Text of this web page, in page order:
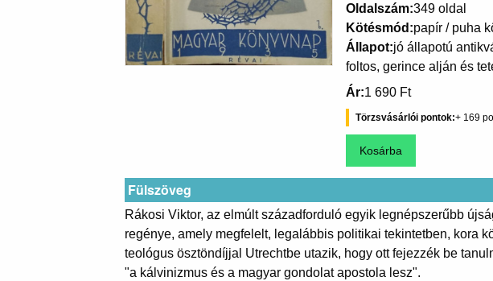
Oldalszám 349 oldal
Kötésmód papír / puha
Állapot jó állapotú
foltos, gerince alján és
Ár 1 690 Ft
Törzsvásárlói pontok 169
Fülszöveg
Rákosi Viktor, az elmúlt századforduló egyik legnépszerűbb
regénye, amely megfelelt, legalábbis politikai tekintetben, kora
teológus ösztöndíjjal Utrechtbe utazik, hogy ott fejezzék be
"a kálvinizmus és a magyar gondolat apostola lesz".